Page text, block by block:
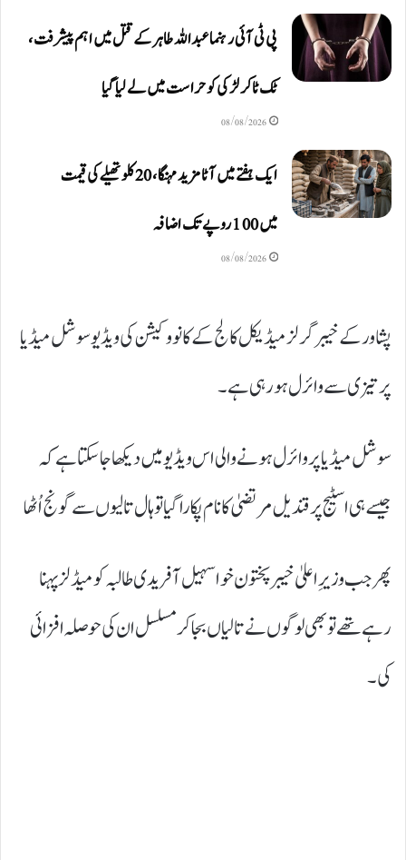
پی ٹی آئی رہنما عبداللہ طاہر کے قتل میں اہم پیشرفت،
ٹک ٹاکر لڑکی کو حراست میں لے لیا گیا
08/08/2026
ایک ہفتے میں آٹا مزید مہنگا، 20 کلو تھیلے کی قیمت
میں 100 روپے تک اضافہ
08/08/2026
پشاور کے خیبر گرلز میڈیکل کالج کے کانووکیشن کی ویڈیو سوشل میڈیا
پر تیزی سے وائرل ہو رہی ہے۔
سوشل میڈیا پر وائرل ہونے والی اس ویڈیو میں دیکھا جا سکتا ہے کہ
جیسے ہی اسٹیج پر قندیل مرتضیٰ کا نام پکارا گیا تو ہال تالیوں سے گونج اُٹھا
پھر جب وزیرِ اعلیٰ خیبر پختون خوا سہیل آفریدی طالبہ کو میڈلز پہنا
رہے تھے تو بھی لوگوں نے تالیاں بجا کر مسلسل ان کی حوصلہ افزائی
کی۔